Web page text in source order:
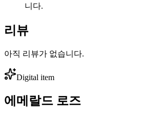
니다.
리뷰
아직 리뷰가 없습니다.
Digital item
에메랄드 로즈